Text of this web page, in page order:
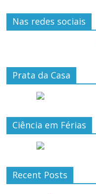
Nas redes sociais
Prata da Casa
Ciência em Férias
Recent Posts